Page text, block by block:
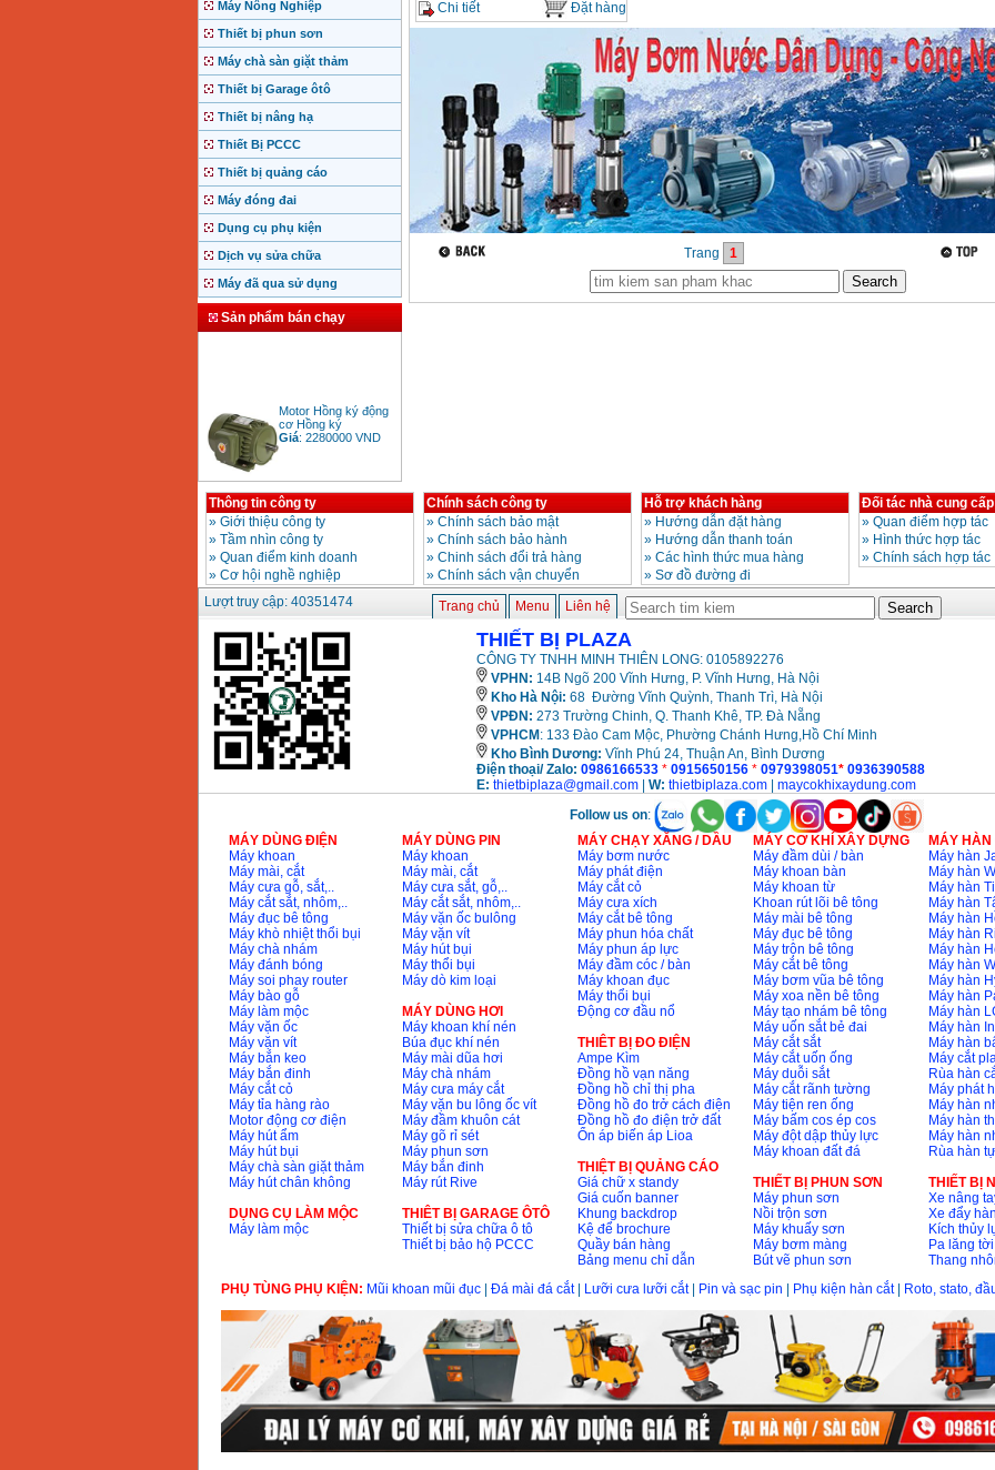
Máy Nông Nghiệp
Thiết bị phun sơn
Máy chà sàn giặt thảm
Thiết bị Garage ôtô
Thiết bị nâng hạ
Thiết Bị PCCC
Thiết bị quảng cáo
Máy đóng đai
Dụng cụ phụ kiện
Dịch vụ sửa chữa
Máy đã qua sử dụng
Sản phẩm bán chạy
Motor Hồng ký động
cơ Hồng ký
Giá:2280000
Bảng giá động cơ
diesel đầu nổ diesel
Giá:6500000
Bảng giá mũi khoan
rút lõi bê tông
330000VND
Máy khoan Bosch đa
năng GBH 2-26DRE
(800W)
Giá: 3980000
xăng Stihl MS661
Máy cắt góc đa năng
Makita LS1019L
(1510W)
Giá: 14068000
Bộ máy khoan 100
chi tiết Bosch GSB
13RE (650W)
Giá:
Máy khoan Bosch
GSB 16RE (750W)
Giá:1850000
Động cơ xăng Honda
GX160 (5.5HP)
Giá:7200000
Giá:1296000VND
Chi tiết
Đặt hàng
Trang 1
Thông tin công ty
» Giới thiệu công ty
» Tầm nhìn công ty
» Quan điểm kinh doanh
» Cơ hội nghề nghiệp
Chính sách công ty
» Chính sách bảo mật
» Chính sách bảo hành
» Chinh sách đổi trả hàng
» Chính sách vận chuyển
Hỗ trợ khách hàng
» Hướng dẫn đặt hàng
» Hướng dẫn thanh toán
» Các hình thức mua hàng
» Sơ đồ đường đi
Đối tác nhà cung cấp
» Quan điểm hợp tác
» Hình thức hợp tác
» Chính sách hợp tác
Lượt truy cập: 40351474 Trang chủ Menu Liên hệ
THIẾT BỊ PLAZA
CÔNG TY TNHH MINH THIÊN LONG: 0105892276
VPHN: 14B Ngõ 200 Vĩnh Hưng, P. Vĩnh Hưng, Hà Nội
Kho Hà Nội: 68 Đường Vĩnh Quỳnh, Thanh Trì, Hà Nội
VPĐN: 273 Trường Chinh, Q. Thanh Khê, TP. Đà Nẵng
VPHCM : 133 Đào Cam Mộc, Phường Chánh Hưng,Hồ Chí Minh
Kho Bình Dương: Vĩnh Phú 24, Thuận An, Bình Dương
Điện thoại/ Zalo: 0986166533 * 0915650156* 0979398051* 0936390588
E: thietbiplaza@gmail.com| W: thietbiplaza.com| maycokhixaydung.com
Follow us on:
MÁY DÙNG ĐIỆN
Máy khoan
Máy mài, cắt
Máy cưa gỗ, sắt,..
Máy cắt sắt, nhôm,..
Máy đục bê tông
Máy khò nhiệt thổi bụi
Máy chà nhám
Máy đánh bóng
Máy soi phay router
Máy bào gỗ
Máy làm mộc
Máy vặn ốc
Máy vặn vít
Máy bắn keo
Máy bắn đinh
Máy cắt cỏ
Máy tỉa hàng rào
Motor động cơ điện
Máy hút ẩm
Máy hút bụi
Máy chà sàn giặt thảm
Máy hút chân không
DỤNG CỤ LÀM MỘC
Máy làm mộc
MÁY DÙNG PIN
Máy khoan
Máy mài, cắt
Máy cưa sắt, gỗ,..
Máy cắt sắt, nhôm,..
Máy vặn ốc bulông
Máy vặn vít
Máy hút bụi
Máy thổi bụi
Máy dò kim loại
MÁY DÙNG HƠI
Máy khoan khí nén
Búa đục khí nén
Máy mài dũa hơi
Máy chà nhám
Máy cưa máy cắt
Máy vặn bu lông ốc vít
Máy đầm khuôn cát
Máy gõ rỉ sét
Máy phun sơn
Máy bắn đinh
Máy rút Rive
THIÊT BỊ GARAGE ÔTÔ
Thiết bị sửa chữa ô tô
Thiết bị bảo hộ PCCC
MÁY CHẠY XĂNG / DẦU
Máy bơm nước
Máy phát điện
Máy cắt cỏ
Máy cưa xích
Máy cắt bê tông
Máy phun hóa chất
Máy phun áp lực
Máy đầm cóc / bàn
Máy khoan đục
Máy thổi bụi
Động cơ đầu nổ
THIÊT BỊ ĐO ĐIỆN
Ampe Kìm
Đồng hồ vạn năng
Đồng hồ chỉ thị pha
Đồng hồ đo trở cách điện
Đồng hồ đo điện trở đất
Ổn áp biến áp Lioa
THIỆT BỊ QUẢNG CÁO
Giá chữ x standy
Giá cuốn banner
Khung backdrop
Kệ để brochure
Quầy bán hàng
Bảng menu chỉ dẫn
MÁY CƠ KHÍ XÂY DỰNG
Máy đầm dùi / bàn
Máy khoan bàn
Máy khoan từ
Khoan rút lõi bê tông
Máy mài bê tông
Máy đục bê tông
Máy trộn bê tông
Máy cắt bê tông
Máy bơm vũa bê tông
Máy xoa nền bê tông
Máy tạo nhám bê tông
Máy uốn sắt bẻ đai
Máy cắt sắt
Máy cắt uốn ống
Máy duỗi sắt
Máy cắt rãnh tường
Máy tiện ren ống
Máy bấm cos ép cos
Máy đột dập thủy lực
Máy khoan đất đá
THIẾT BỊ PHUN SƠN
Máy phun sơn
Nồi trộn sơn
Máy khuấy sơn
Máy bơm màng
Bút vẽ phun sơn
MÁY HÀN
Máy hàn
Máy hàn
Máy hàn
Máy hàn
Máy hàn
Máy hàn
Máy hàn
Máy hàn
Máy hàn
Máy hàn
Máy hàn
Máy hàn
Máy hàn
Máy cắt
Rùa hàn
Máy phát
Máy hàn
Máy hàn
Máy hàn
Rùa hàn
THIẾT BỊ
Xe nâng
Xe đẩy
Kích thủy
Pa lăng
Thang
PHỤ TÙNG PHỤ KIỆN: Mũi khoan mũi đục| Đá mài đá cắt| Lưỡi cưa lưỡi cắt| Pin và sạc pin Phụ kiện hàn cắt| Roto, stato,